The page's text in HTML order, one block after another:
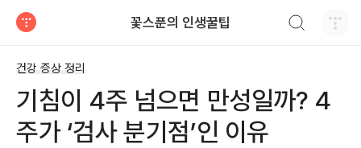
꽃스푼의 인생꿀팁
건강 증상 정리
기침이 4주 넘으면 만성일까? 4
주가 ‘검사 분기점’인 이유